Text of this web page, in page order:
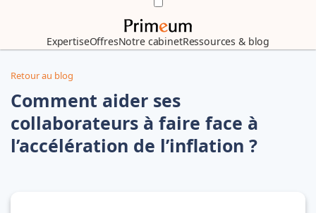
ExpertiseOffresNotre cabinetRessources & blog
Retour au blog
Comment aider ses
collaborateurs à faire face à
l’accélération de l’inflation ?